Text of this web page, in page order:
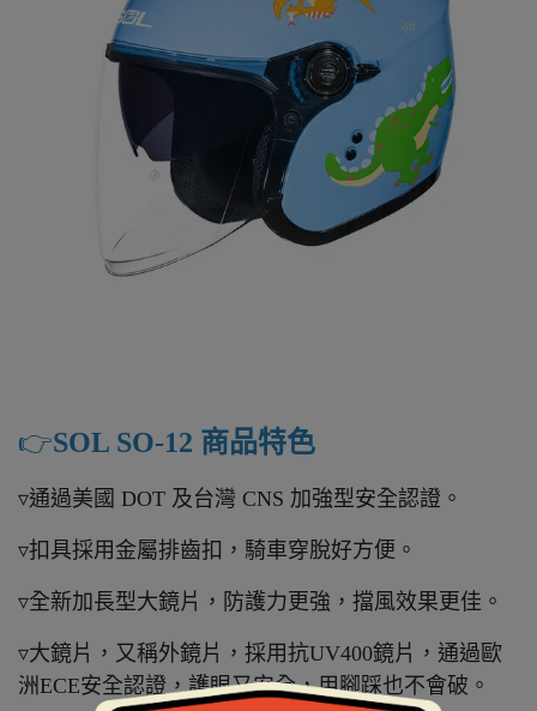
👉️SOL SO-12 商品特色
▿通過美國 DOT 及台灣 CNS 加強型安全認證。
▿扣具採用金屬排齒扣，騎車穿脫好方便。
▿全新加長型大鏡片，防護力更強，擋風效果更佳。
▿大鏡片，又稱外鏡片，採用抗UV400鏡片，通過歐
洲ECE安全認證，護眼又安全，用腳踩也不會破。